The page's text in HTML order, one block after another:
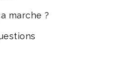
marche ?